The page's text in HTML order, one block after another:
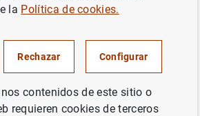
humanos y sus contratos de
cotizaciones a la Seguridad Social
sociales
la Política de cookies.
Rechazar Configurar
contenidos de este sitio o
requieren cookies de terceros